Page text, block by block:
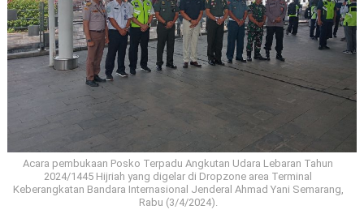
Acara pembukaan Posko Terpadu Angkutan Udara Lebaran Tahun
2024/1445 Hijriah yang digelar di Dropzone area Terminal
Keberangkatan Bandara Internasional Jenderal Ahmad Yani Semarang,
Rabu (3/4/2024).